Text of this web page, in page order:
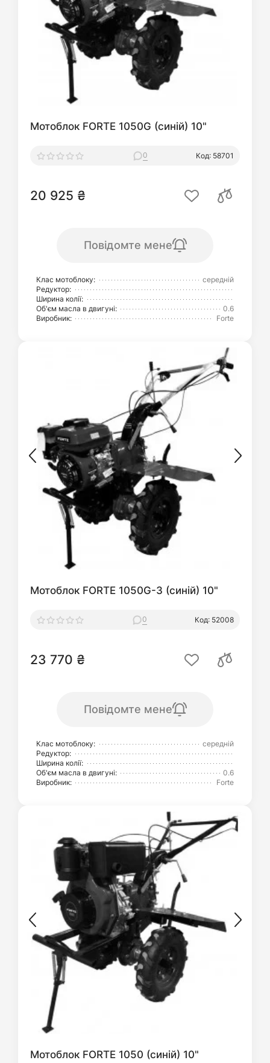
Мотоблок FORTE 1050G (синій) 10"
0 Код: 58701
20 925 ₴
Повідомте мене
Клас мотоблоку:
середній
Редуктор:
Ширина колії:
Об'єм масла в двигуні:
0.6
Виробник:
Forte
Мотоблок FORTE 1050G-3 (синій) 10"
0 Код: 52008
23 770 ₴
Повідомте мене
Клас мотоблоку:
середній
Редуктор:
Ширина колії:
Об'єм масла в двигуні:
0.6
Виробник:
Forte
Мотоблок FORTE 1050 (синій) 10"